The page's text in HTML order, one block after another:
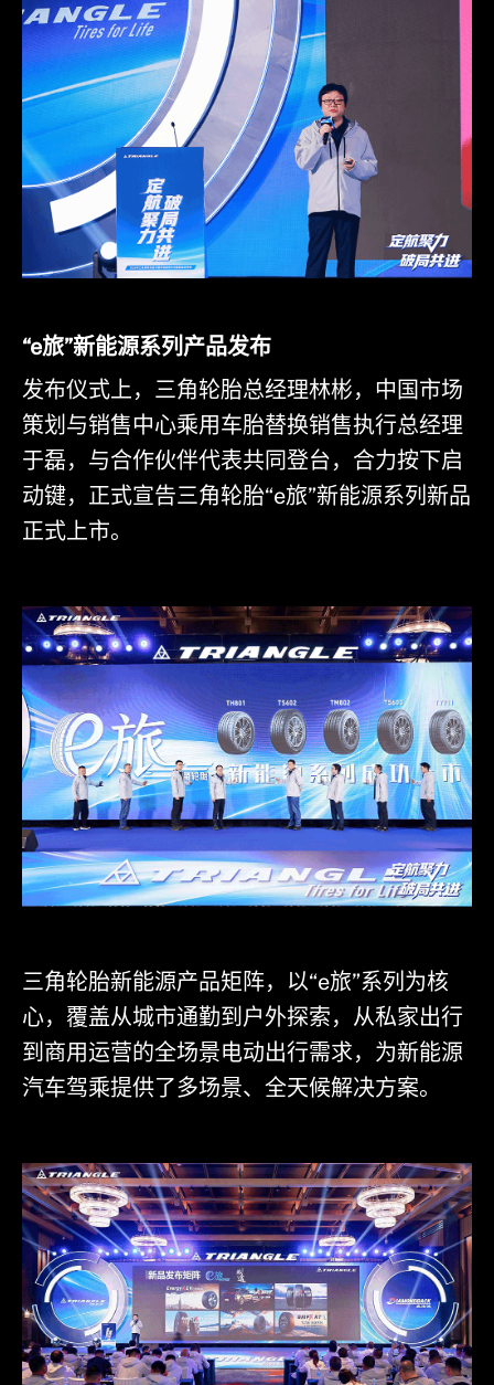
“e旅”新能源系列产品发布
发布仪式上，三角轮胎总经理林彬，中国市场
策划与销售中心乘用车胎替换销售执行总经理
于磊，与合作伙伴代表共同登台，合力按下启
动键，正式宣告三角轮胎“e旅”新能源系列新品
正式上市。
三角轮胎新能源产品矩阵，以“e旅”系列为核
心，覆盖从城市通勤到户外探索，从私家出行
到商用运营的全场景电动出行需求，为新能源
汽车驾乘提供了多场景、全天候解决方案。